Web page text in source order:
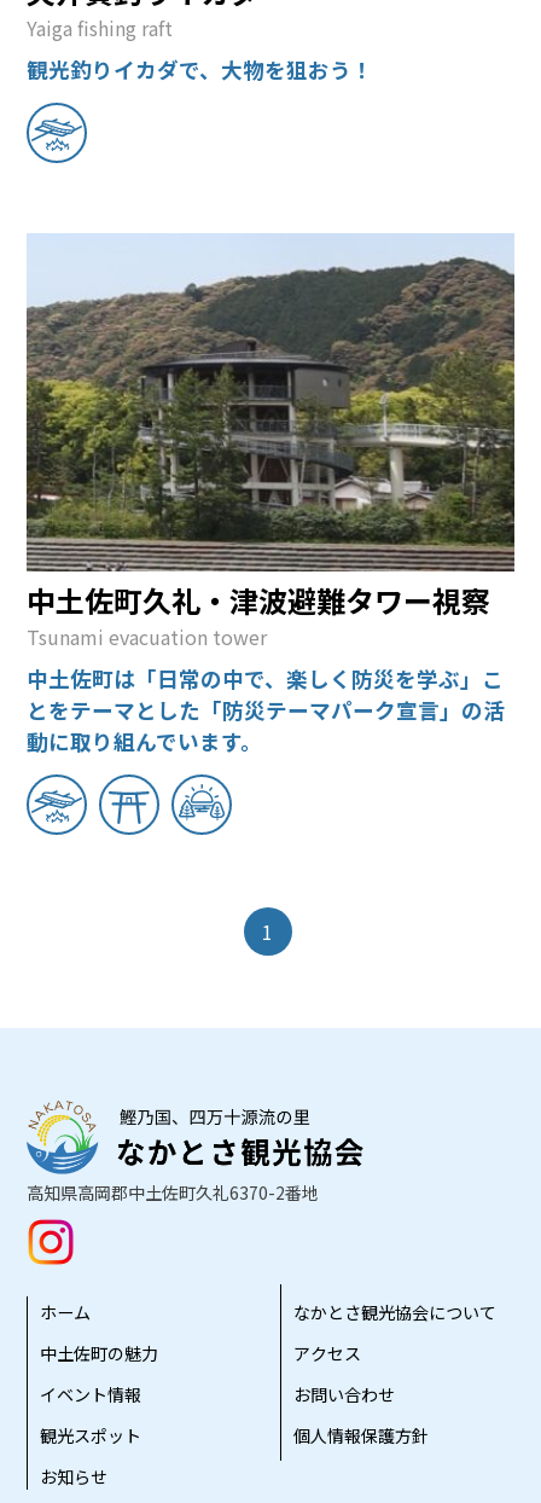
Yaiga fishing raft
観光釣りイカダで、大物を狙おう！
中土佐町久礼・津波避難タワー視察
Tsunami evacuation tower
中土佐町は「日常の中で、楽しく防災を学ぶ」こ
とをテーマとした「防災テーマパーク宣言」の活
動に取り組んでいます。
1
高知県高岡郡中土佐町久礼6370-2番地
ホーム
中土佐町の魅力
イベント情報
観光スポット
お知らせ
なかとさ観光協会について
アクセス
お問い合わせ
個人情報保護方針